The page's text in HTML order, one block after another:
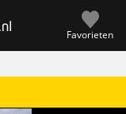
Favorieten